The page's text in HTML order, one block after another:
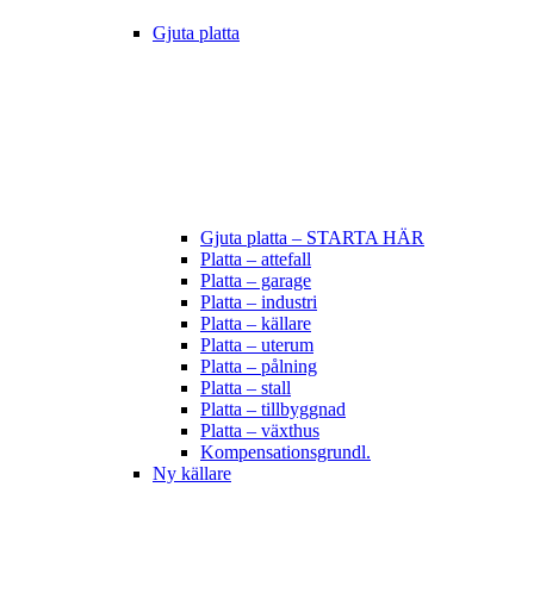
Gjuta platta
Gjuta platta – STARTA HÄR
Platta – attefall
Platta – garage
Platta – industri
Platta – källare
Platta – uterum
Platta – pålning
Platta – stall
Platta – tillbyggnad
Platta – växthus
Kompensationsgrundl.
Ny källare